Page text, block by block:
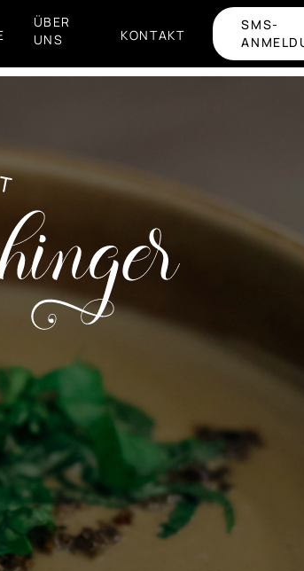
ÜBER
UNS
KONTAKT
SMS-